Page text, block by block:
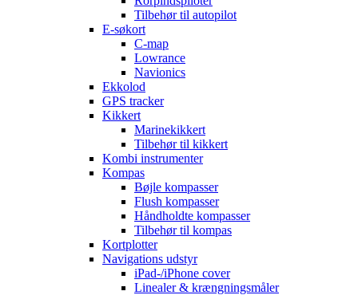
Tilbehør til autopilot
E-søkort
C-map
Lowrance
Navionics
Ekkolod
GPS tracker
Kikkert
Marinekikkert
Tilbehør til kikkert
Kombi instrumenter
Kompas
Bøjle kompasser
Flush kompasser
Håndholdte kompasser
Tilbehør til kompas
Kortplotter
Navigations udstyr
iPad-/iPhone cover
Linealer & krængningsmåler